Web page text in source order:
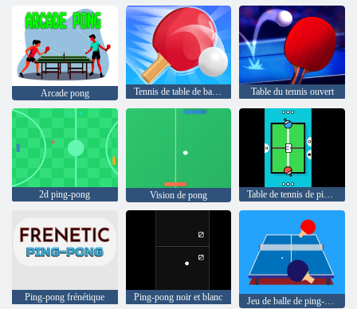
Arcade pong Tennis de table de bataille de ping-pong Table du tennis ouvert
2d ping-pong Vision de pong Table de tennis de ping-pong 2D
Ping-pong frénétique Ping-pong noir et blanc Jeu de balle de ping-pong en ligne